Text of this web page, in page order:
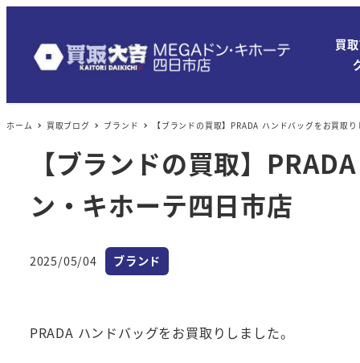
買
ホーム 買取ブログ ブランド 【ブランドの買取】PRADA ハンドバッグをお買取
【ブランドの買取】
ン・キホーテ四日市店
投稿日
2025/05/04 カテゴリー
ブランド
PRADA ハンドバッグをお買取りしました。